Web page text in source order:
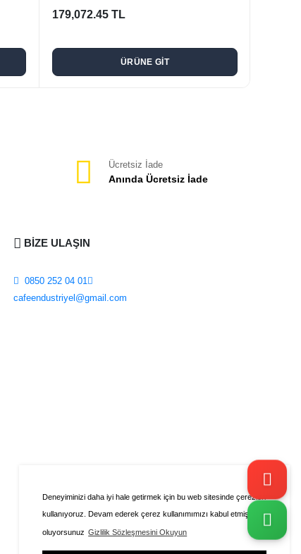
Deneyiminizi daha iyi hale getirmek için bu web sitesinde çerezleri
kullanıyoruz. Devam ederek çerez kullanımımızı kabul etmiş
oluyorsunuz Gizlilik Sözleşmesini Okuyun
179,072.45 TL
ÜRÜNE GİT
Ücretsiz İade
Anında Ücretsiz İade
BİZE ULAŞIN
0850 252 04 01
cafeendustriyel@gmail.com